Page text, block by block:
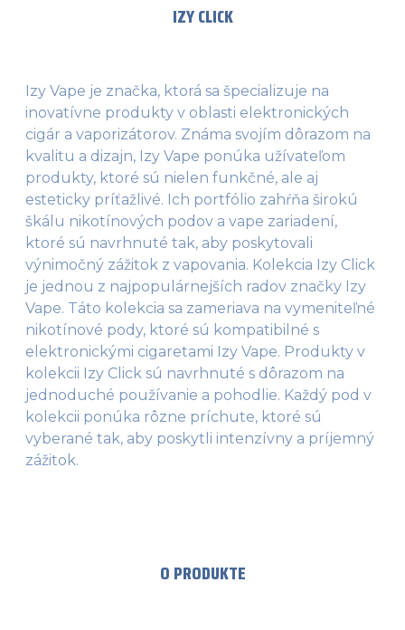
IZY CLICK
Izy Vape je značka, ktorá sa špecializuje na
inovatívne produkty v oblasti elektronických
cigár a vaporizátorov. Známa svojím dôrazom na
kvalitu a dizajn, Izy Vape ponúka užívateľom
produkty, ktoré sú nielen funkčné, ale aj
esteticky príťažlivé. Ich portfólio zahŕňa širokú
škálu nikotínových podov a vape zariadení,
ktoré sú navrhnuté tak, aby poskytovali
výnimočný zážitok z vapovania. Kolekcia Izy Click
je jednou z najpopulárnejších radov značky Izy
Vape. Táto kolekcia sa zameriava na vymeniteľné
nikotínové pody, ktoré sú kompatibilné s
elektronickými cigaretami Izy Vape. Produkty v
kolekcii Izy Click sú navrhnuté s dôrazom na
jednoduché používanie a pohodlie. Každý pod v
kolekcii ponúka rôzne príchute, ktoré sú
vyberané tak, aby poskytli intenzívny a príjemný
zážitok.
O PRODUKTE